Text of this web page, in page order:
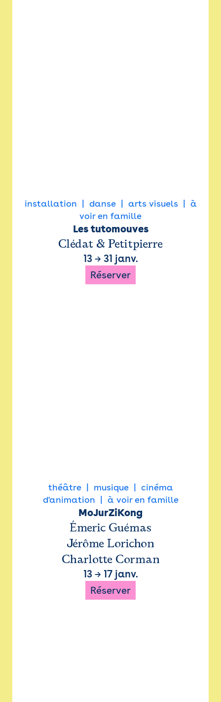
installation danse arts visuels
à
voir en famille
Les tutomouves
Clédat & Petitpierre
13→ 31 janv.
Réserver
théâtre musique
cinéma
d'animation
à voir en famille
MoJurZiKong
Émeric Guémas
Jérôme Lorichon
Charlotte Corman
13→ 17 janv.
Réserver